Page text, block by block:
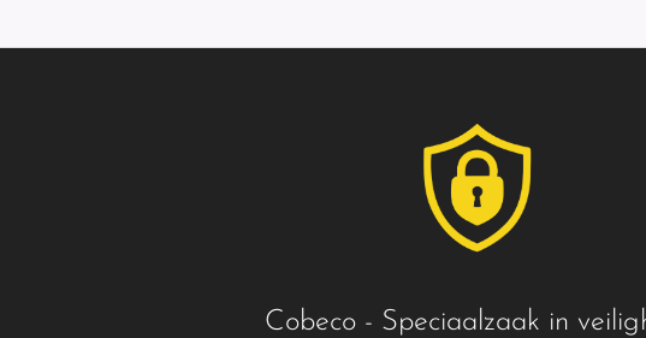
Cobeco - Speciaalzaak in